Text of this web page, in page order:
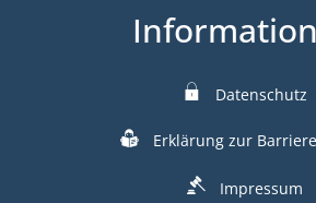
Datenschutz
Erklärung zur
Impressum